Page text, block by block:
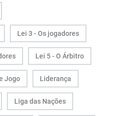
Lei 3 - Os jogadores
Lei 5 - O Árbitro
Jogo Liderança
Liga das Nações